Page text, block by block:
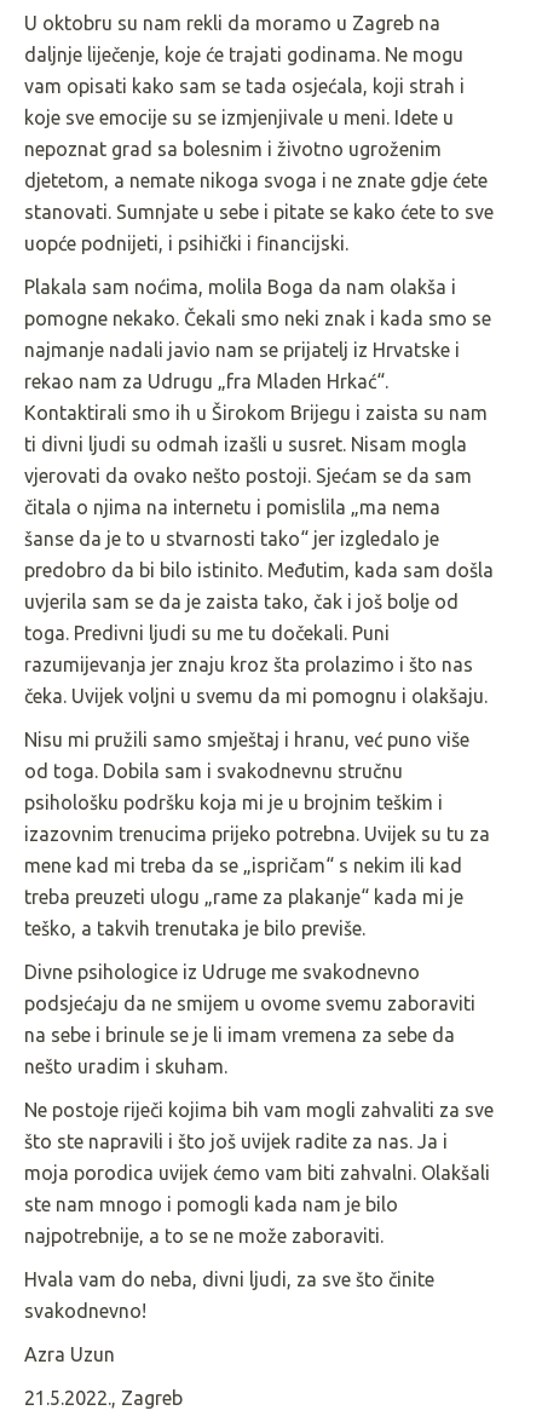
U oktobru su nam rekli da moramo u Zagreb na
daljnje liječenje, koje će trajati godinama. Ne mogu
vam opisati kako sam se tada osjećala, koji strah i
koje sve emocije su se izmjenjivale u meni. Idete u
nepoznat grad sa bolesnim i životno ugroženim
djetetom, a nemate nikoga svoga i ne znate gdje ćete
stanovati. Sumnjate u sebe i pitate se kako ćete to sve
uopće podnijeti, i psihički i financijski.
Plakala sam noćima, molila Boga da nam olakša i
pomogne nekako. Čekali smo neki znak i kada smo se
najmanje nadali javio nam se prijatelj iz Hrvatske i
rekao nam za Udrugu „fra Mladen Hrkać“.
Kontaktirali smo ih u Širokom Brijegu i zaista su nam
ti divni ljudi su odmah izašli u susret. Nisam mogla
vjerovati da ovako nešto postoji. Sjećam se da sam
čitala o njima na internetu i pomislila „ma nema
šanse da je to u stvarnosti tako“ jer izgledalo je
predobro da bi bilo istinito. Međutim, kada sam došla
uvjerila sam se da je zaista tako, čak i još bolje od
toga. Predivni ljudi su me tu dočekali. Puni
razumijevanja jer znaju kroz šta prolazimo i što nas
čeka. Uvijek voljni u svemu da mi pomognu i olakšaju.
Nisu mi pružili samo smještaj i hranu, već puno više
od toga. Dobila sam i svakodnevnu stručnu
psihološku podršku koja mi je u brojnim teškim i
izazovnim trenucima prijeko potrebna. Uvijek su tu za
mene kad mi treba da se „ispričam“ s nekim ili kad
treba preuzeti ulogu „rame za plakanje“ kada mi je
teško, a takvih trenutaka je bilo previše.
Divne psihologice iz Udruge me svakodnevno
podsjećaju da ne smijem u ovome svemu zaboraviti
na sebe i brinule se je li imam vremena za sebe da
nešto uradim i skuham.
Ne postoje riječi kojima bih vam mogli zahvaliti za sve
što ste napravili i što još uvijek radite za nas. Ja i
moja porodica uvijek ćemo vam biti zahvalni. Olakšali
ste nam mnogo i pomogli kada nam je bilo
najpotrebnije, a to se ne može zaboraviti.
Hvala vam do neba, divni ljudi, za sve što činite
svakodnevno!
Azra Uzun
21.5.2022., Zagreb